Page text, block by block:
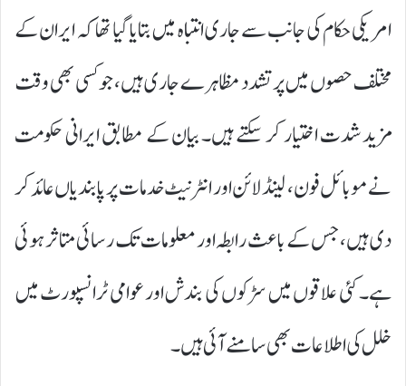
امریکی حکام کی جانب سے جاری انتباہ میں بتایا گیا تھا کہ ایران کے
مختلف حصوں میں پرتشدد مظاہرے جاری ہیں، جو کسی بھی وقت
مزید شدت اختیار کر سکتے ہیں۔ بیان کے مطابق ایرانی حکومت
نے موبائل فون، لینڈ لائن اور انٹرنیٹ خدمات پر پابندیاں عائد کر
دی ہیں، جس کے باعث رابطہ اور معلومات تک رسائی متاثر ہوئی
ہے۔ کئی علاقوں میں سڑکوں کی بندش اور عوامی ٹرانسپورٹ میں
خلل کی اطلاعات بھی سامنے آئی ہیں۔